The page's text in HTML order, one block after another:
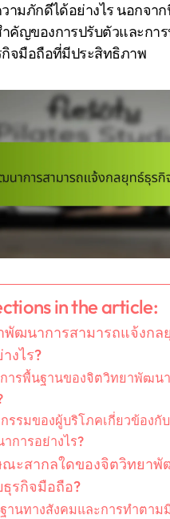
ามภักดีได้อย่างไร นอกจา
คัญของการปรับตัวและกา
จมือถือที่มีประสิทธิภาพ
in the article:
พัฒนาการสามารถแจ้งกล
งไร?
ารพื้นฐานของจิตวิทยาพัฒน
รรมของผู้บริโภคเกี่ยวข้องกั
การอย่างไร?
ะสากลใดของจิตวิทยาพั
รกิจมือถือ?
านทางสังคมและการทำตา